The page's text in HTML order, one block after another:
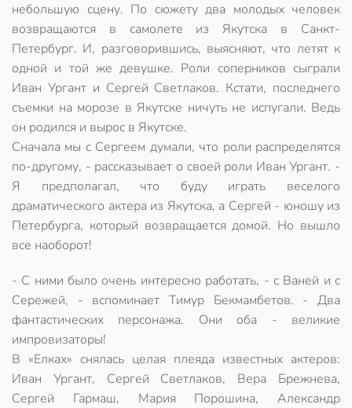
небольшую сцену. По сюжету два молодых человек
возвращаются в самолете из Якутска в Санкт-
Петербург. И, разговорившись, выясняют, что летят к
одной и той же девушке. Роли соперников сыграли
Иван Ургант и Сергей Светлаков. Кстати, последнего
съемки на морозе в Якутске ничуть не испугали. Ведь
он родился и вырос в Якутске.
Сначала мы с Сергеем думали, что роли распределятся
по-другому, - рассказывает о своей роли Иван Ургант. -
Я предполагал, что буду играть веселого
драматического актера из Якутска, а Сергей - юношу из
Петербурга, который возвращается домой. Но вышло
все наоборот!
- С ними было очень интересно работать, - с Ваней и с
Сережей, - вспоминает Тимур Бекмамбетов. - Два
фантастических персонажа. Они оба - великие
импровизаторы!
В «Елках» снялась целая плеяда известных актеров:
Иван Ургант, Сергей Светлаков, Вера Брежнева,
Сергей Гармаш, Мария Порошина, Александр